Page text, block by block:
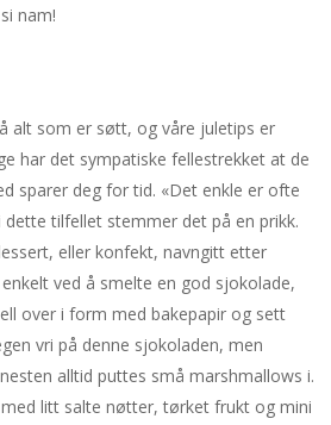
nam!
alt som er søtt, og våre juletips er
har det sympatiske fellestrekket at de
sparer deg for tid. «Det enkle er ofte
tilfellet stemmer det på en prikk.
eller konfekt, navngitt etter
ved å smelte en god sjokolade,
over i form med bakepapir og sett
vri på denne sjokoladen, men
alltid puttes små marshmallows i.
litt salte nøtter, tørket frukt og mini